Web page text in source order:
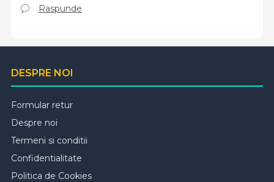
Raspunde
DESPRE NOI
Formular retur
Despre noi
Termeni si conditii
Confidentialitate
Politica de Cookies